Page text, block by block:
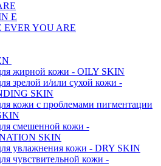
E
EVER YOU ARE
жирной кожи - OILY SKIN
зрелой и/или сухой кожи -
SKIN
кожи с проблемами пигментации
смешенной кожи -
SKIN
увлажнения кожи - DRY SKIN
чувствительной кожи -